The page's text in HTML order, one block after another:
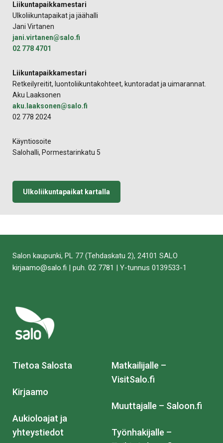
Liikuntapaikkamestari
Ulkoliikuntapaikat ja jäähalli
Jani Virtanen
jani.​virtanen​@​salo.​fi​
02 778 4701
Liikuntapaikkamestari
Retkeilyreitit, luontoliikuntakohteet, kuntoradat ja uimarannat.
Aku Laaksonen
aku.laaksonen@salo.fi
02 778 2024
Käyntiosoite
Salohalli, Pormestarinkatu 5
Ulkoliikuntapaikat kartalla
Salon kaupunki, PL 77 (Tehdaskatu 2), 24101 SALO
kirjaamo@salo.fi | puh. 02 7781 | Y-tunnus 0139533-1
Tietoa Salosta
Kirjaamo
Aukioloajat ja
yhteystiedot
Matkailijalle –
VisitSalo.fi
Muuttajalle – Saloon.fi
Työnhakijalle –